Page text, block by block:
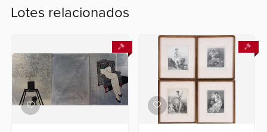
6400
conosco
Lotes relacionados